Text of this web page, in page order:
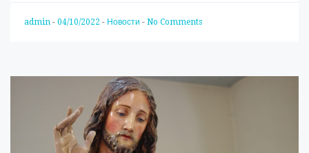
admin - 04/10/2022 - Новости - No Comments